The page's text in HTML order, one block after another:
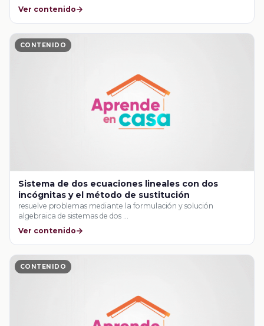
Ver contenido
CONTENIDO
Sistema de dos ecuaciones lineales con dos
incógnitas y el método de sustitución
resuelve problemas mediante la formulación y solución
algebraica de sistemas de dos …
Ver contenido
CONTENIDO